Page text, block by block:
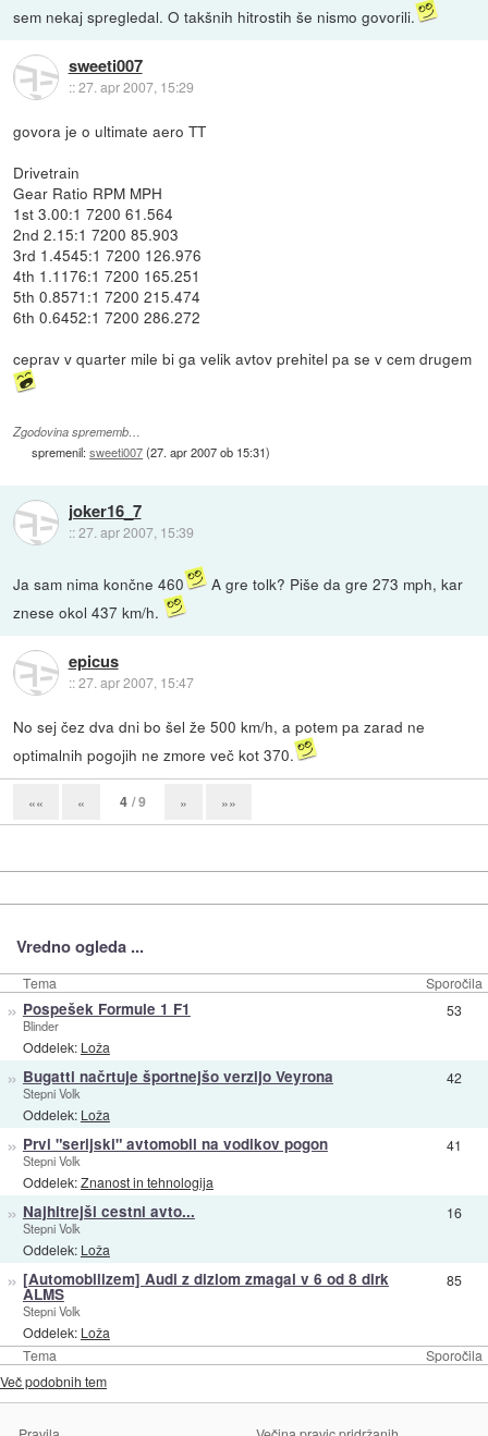
sem nekaj spregledal. O takšnih hitrostih še nismo govorili.
sweeti007
::27. apr 2007, 15:29
govora je o ultimate aero TT
Drivetrain
Gear Ratio RPM MPH
1st 3.00:1 7200 61.564
2nd 2.15:1 7200 85.903
3rd 1.4545:1 7200 126.976
4th 1.1176:1 7200 165.251
5th 0.8571:1 7200 215.474
6th 0.6452:1 7200 286.272
ceprav v quarter mile bi ga velik avtov prehitel pa se v cem drugem
Zgodovina sprememb…
spremenil:sweeti007(27. apr 2007 ob 15:31)
joker16_7
::27. apr 2007, 15:39
Ja sam nima končne 460
A gre tolk? Piše da gre 273 mph, kar
znese okol 437 km/h.
epicus
::27. apr 2007, 15:47
No sej čez dva dni bo šel že 500 km/h, a potem pa zarad ne
optimalnih pogojih ne zmore več kot 370.
«« « 4 / 9 » »»
Vredno ogleda ...
Tema Sporočila
Tema Sporočila
» Pospešek Formule 1 F1
Blinder
Oddelek: Loža
53
» Bugatti načrtuje športnejšo verzijo Veyrona
Stepni Volk
Oddelek: Loža
42
» Prvi "serijski" avtomobil na vodikov pogon
Stepni Volk
Oddelek:Znanost in tehnologija
41
» Najhitrejši cestni avto...
Stepni Volk
Oddelek: Loža
16
» [Automobilizem] Audi z dizlom zmagal v 6 od 8 dirk
ALMS
Stepni Volk
Oddelek: Loža
85
Več podobnih tem